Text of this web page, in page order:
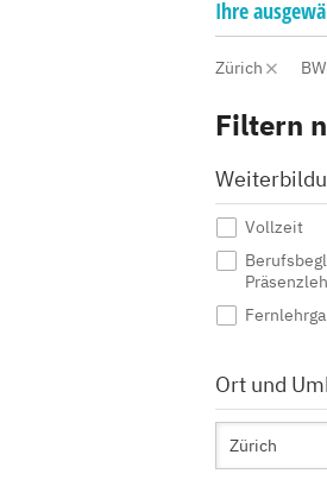
Ihre
Zürich
Filtern
Vollzeit
Ort und